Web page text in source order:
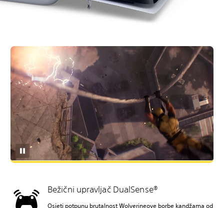
Bežični upravljač DualSense®
Osjeti potpunu brutalnost Wolverineove borbe kandžama od